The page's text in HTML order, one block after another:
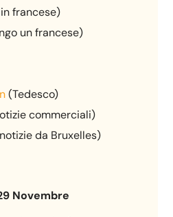
francese)
un francese)
(Tedesco)
commerciali)
da Bruxelles)
Novembre